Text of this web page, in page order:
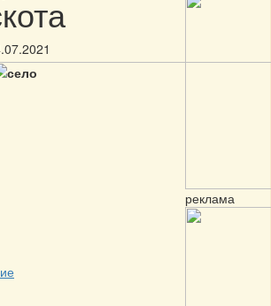
реклама